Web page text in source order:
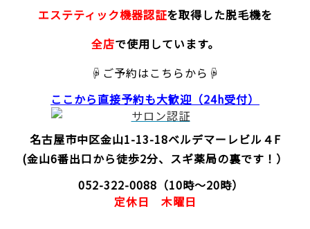
エステティック機器認証を取得した脱毛機を
全店で使用しています。
☟ご予約はこちらから☟
ここから直接予約も大歓迎（24h受付）
名古屋市中区金山1-13-18ベルデマーレビル４F
(金山6番出口から徒歩2分、スギ薬局の裏です！）
052-322-0088 （10時～20時）
定休日
木曜日